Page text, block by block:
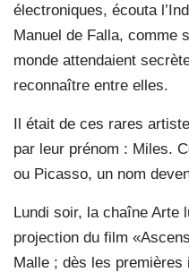
électroniques, écouta
Manuel de Falla, comme
monde attendaient
reconnaître entre elles.
Il était de ces rares
par leur prénom : Miles.
ou Picasso, un nom
Lundi soir, la chaîne Arte
projection du film
Malle ; dès les